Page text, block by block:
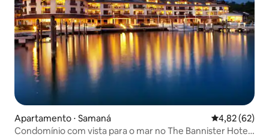
Apartamento ⋅ Samaná 4,82 de uma
4,82 (62)
Condomínio com vista para o mar no The Bannister Hotel,